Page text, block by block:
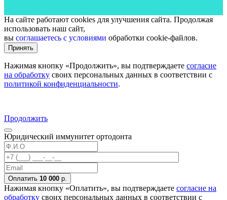
На сайте работают cookies для улучшения сайта. Продолжая
использовать наш сайт,
вы соглашаетесь с условиями обработки cookie-файлов.
Принять
Нажимая кнопку «Продолжить», вы подтверждаете согласие
на обработку своих персональных данных в соответствии с
политикой конфиденциальности.
Продолжить
Юридический иммунитет ортодонта
Оплатить 10 000 р.
Нажимая кнопку «Оплатить», вы подтверждаете согласие на
обработку своих персональных данных в соответствии с